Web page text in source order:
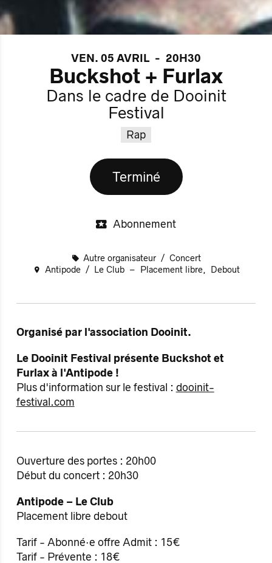
VEN. 05 AVRIL - 20H30
Buckshot + Furlax
Dans le cadre de Dooinit
Festival
Rap
Terminé
Abonnement
Autre organisateur
Concert
Antipode
Le Club Placement libre Debout
Organisé par l'association Dooinit.
Le Dooinit Festival présente Buckshot et
Furlax à l'Antipode !
Plus d'information sur le festival : dooinit-
festival.com
Ouverture des portes : 20h00
Début du concert : 20h30
Antipode – Le Club
Placement libre debout
Tarif - Abonné·e offre Admit : 15€
Tarif - Prévente : 18€